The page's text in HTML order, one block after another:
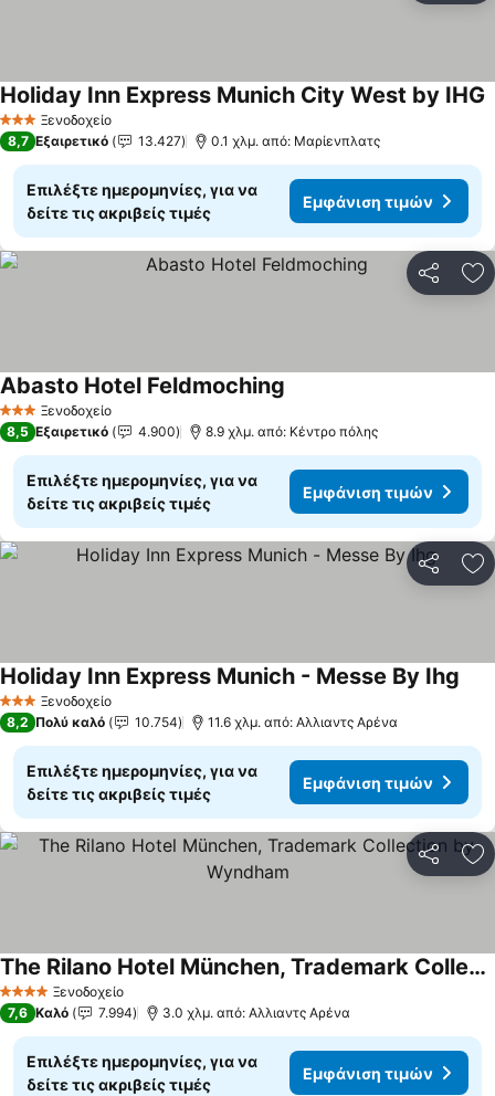
3 ΑστέριαΞενοδοχείο
Holiday Inn Express Munich City West by IHG
8,7 Εξαιρετικό 13.427 0.1 χλμ. από: Μαρίενπλατς
Επιλέξτε ημερομηνίες, για να
δείτε τις ακριβείς τιμές
Εμφάνιση τιμών
3 ΑστέριαΞενοδοχείο
Abasto Hotel Feldmoching
8,5 Εξαιρετικό 4.900 8.9 χλμ. από: Κέντρο πόλης
Επιλέξτε ημερομηνίες, για να
δείτε τις ακριβείς τιμές
Εμφάνιση τιμών
3 ΑστέριαΞενοδοχείο
Holiday Inn Express Munich - Messe By Ihg
8,2 Πολύ καλό 10.754 11.6 χλμ. από: Αλλιαντς Αρένα
Επιλέξτε ημερομηνίες, για να
δείτε τις ακριβείς τιμές
Εμφάνιση τιμών
4 ΑστέριαΞενοδοχείο
The Rilano Hotel München, Trademark Collection by Wyndham
Εμφάνιση τιμών
7,6 Καλό 7.994 3.0 χλμ. από: Αλλιαντς Αρένα
Επιλέξτε ημερομηνίες, για να
δείτε τις ακριβείς τιμές
Εμφάνιση τιμών